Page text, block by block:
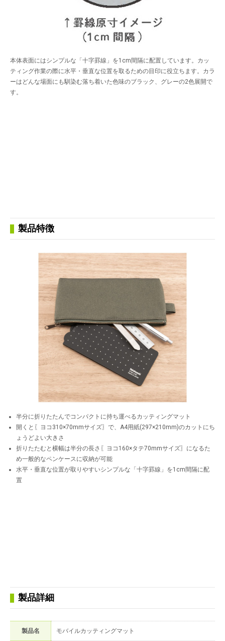
本体表面にはシンプルな「十字罫線」を1cm間隔に配置しています。カッ
ティング作業の際に水平・垂直な位置を取るための目印に役立ちます。カラ
ーはどんな場面にも馴染む落ち着いた色味のブラック、グレーの2色展開で
す。
製品特徴
半分に折りたたんでコンパクトに持ち運べるカッティングマット
開くと〖ヨコ310×70mmサイズ〗で、A4用紙(297×210mm)のカットにち
ょうどよい大きさ
折りたたむと横幅は半分の長さ〖ヨコ160×タテ70mmサイズ〗になるた
め一般的なペンケースに収納が可能
水平・垂直な位置が取りやすいシンプルな「十字罫線」を1cm間隔に配
置
製品詳細
製品名 モバイルカッティングマット